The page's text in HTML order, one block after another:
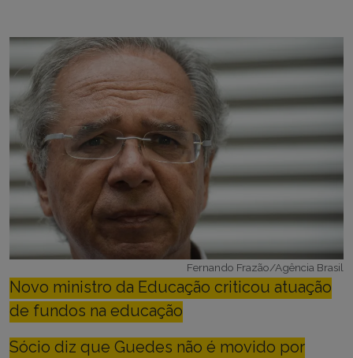
Fernando Frazão/Agência Brasil
Novo ministro da Educação criticou atuação
de fundos na educação
Sócio diz que Guedes não é movido por